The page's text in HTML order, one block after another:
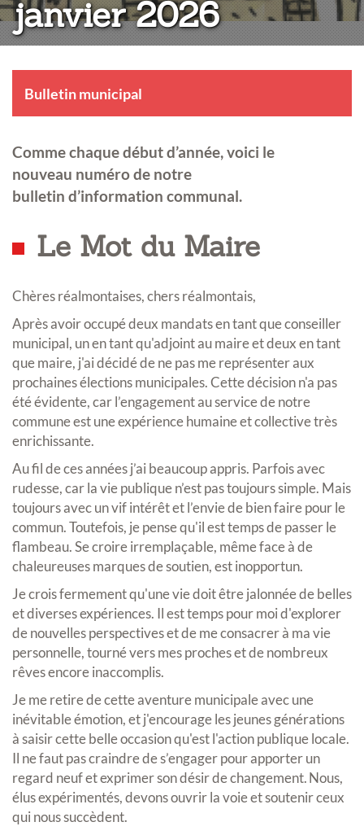
janvier 2026
Bulletin municipal
Comme chaque début d’année, voici le
nouveau numéro de notre
bulletin d’information communal.
Le Mot du Maire
Chères réalmontaises, chers réalmontais,
Après avoir occupé deux mandats en tant que conseiller
municipal, un en tant qu'adjoint au maire et deux en tant
que maire, j'ai décidé de ne pas me représenter aux
prochaines élections municipales. Cette décision n'a pas
été évidente, car l’engagement au service de notre
commune est une expérience humaine et collective très
enrichissante.
Au fil de ces années j’ai beaucoup appris. Parfois avec
rudesse, car la vie publique n’est pas toujours simple. Mais
toujours avec un vif intérêt et l’envie de bien faire pour le
commun. Toutefois, je pense qu'il est temps de passer le
flambeau. Se croire irremplaçable, même face à de
chaleureuses marques de soutien, est inopportun.
Je crois fermement qu'une vie doit être jalonnée de belles
et diverses expériences. Il est temps pour moi d'explorer
de nouvelles perspectives et de me consacrer à ma vie
personnelle, tourné vers mes proches et de nombreux
rêves encore inaccomplis.
Je me retire de cette aventure municipale avec une
inévitable émotion, et j'encourage les jeunes générations
à saisir cette belle occasion qu'est l'action publique locale.
Il ne faut pas craindre de s’engager pour apporter un
regard neuf et exprimer son désir de changement. Nous,
élus expérimentés, devons ouvrir la voie et soutenir ceux
qui nous succèdent.